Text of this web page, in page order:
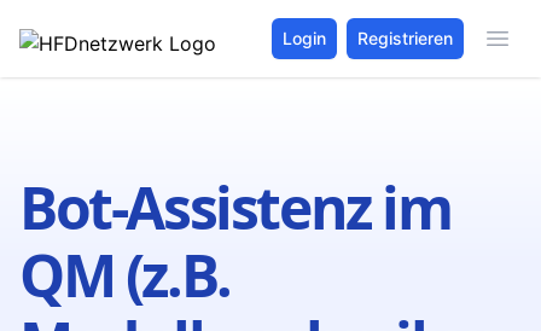
Login Registrieren
Bot-Assistenz im
QM (z.B.